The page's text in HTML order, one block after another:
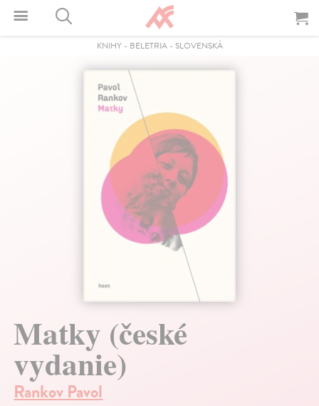
KNIHY- BELETRIA- SLOVENSKÁ
Matky (české
vydanie)
Rankov Pavol